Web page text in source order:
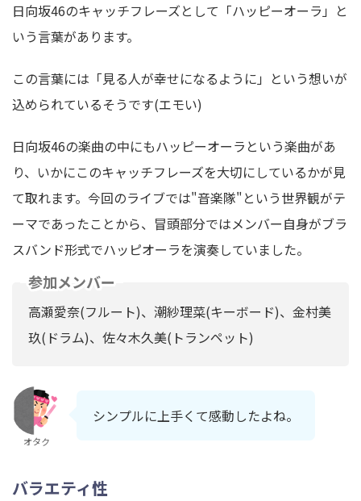
日向坂46のキャッチフレーズとして「ハッピーオーラ」と
いう言葉があります。
この言葉には「見る人が幸せになるように」という想いが
込められているそうです(エモい)
日向坂46の楽曲の中にもハッピーオーラという楽曲があ
り、いかにこのキャッチフレーズを大切にしているかが見
て取れます。今回のライブでは"音楽隊"という世界観がテ
ーマであったことから、冒頭部分ではメンバー自身がブラ
スバンド形式でハッピオーラを演奏していました。
参加メンバー
高瀬愛奈(フルート)、潮紗理菜(キーボード)、金村美
玖(ドラム)、佐々木久美(トランペット)
オタク
シンプルに上手くて感動したよね。
バラエティ性